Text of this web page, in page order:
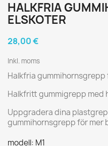
HALKFRIA
ELSKOTER
28,00 €
Inkl. moms
Halkfria gummihornsgrepp
Halkfritt gummigrepp med
Uppgradera dina
gummihornsgrepp för mer
modell: M1